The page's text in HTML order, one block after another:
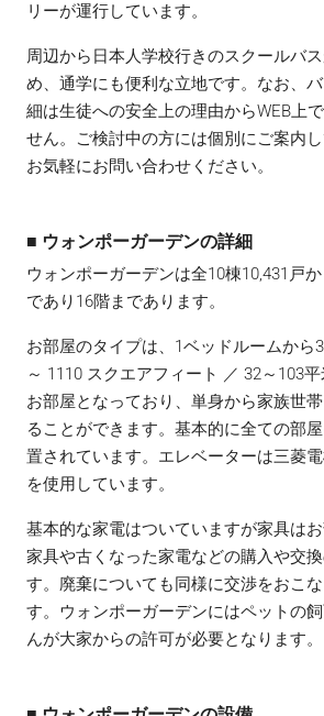
リーが運行しています。
周辺から日本人学校行きのスクールバ
め、通学にも便利な立地です。なお、
細は生徒への安全上の理由からWEB上
せん。ご検討中の方には個別にご案内し
お気軽にお問い合わせください。
■ ウォンポーガーデンの詳細
ウォンポーガーデンは全10棟10,431戸
であり16階まであります。
お部屋のタイプは、1ベッドルームから
～ 1110 スクエアフィート ／ 32～103
お部屋となっており、単身から家族世
ることができます。基本的に全ての部
置されています。エレベーターは三菱
を使用しています。
基本的な家電はついていますが家具はお
家具や古くなった家電などの購入や交
す。廃棄についても同様に交渉をおこ
す。ウォンポーガーデンにはペットの
んが大家からの許可が必要となります。